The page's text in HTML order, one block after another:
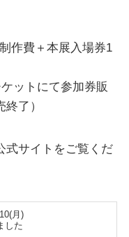
作費＋本展入場券1
ットにて参加券販
了）
サイトをご覧くだ
月)
した